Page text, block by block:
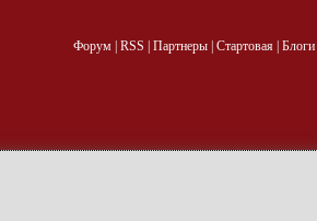
Форум| RSS Партнеры| Стартовая| Блоги|